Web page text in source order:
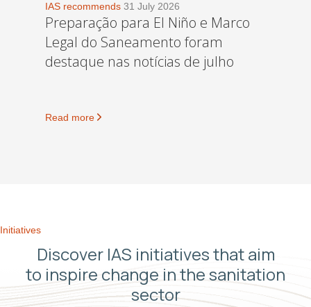
IAS recommends 31 July 2026
Preparação para El Niño e Marco
Legal do Saneamento foram
destaque nas notícias de julho
Read more
Initiatives
Discover IAS initiatives that aim
to inspire change in the sanitation
sector